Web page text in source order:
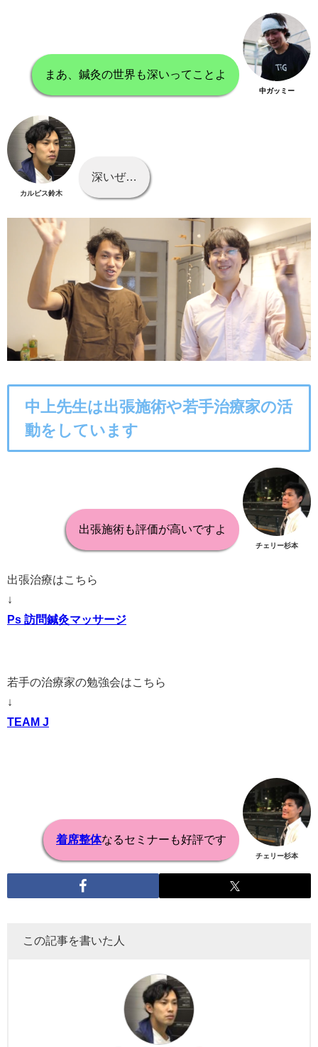
まあ、鍼灸の世界も深いってことよ
中ガッミー
カルピス鈴木
深いぜ…
中上先生は出張施術や若手治療家の活
動をしています
出張施術も評価が高いですよ
チェリー杉本
出張治療はこちら
↓
Ps 訪問鍼灸マッサージ
若手の治療家の勉強会はこちら
↓
TEAM J
着席整体なるセミナーも好評です
チェリー杉本
この記事を書いた人